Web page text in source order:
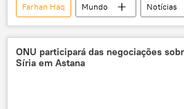
Farhan Haq Mundo
Notícias
Mali
ONU
Nações
paz
forças de paz
ONU participará das negociações
Síria em Astana